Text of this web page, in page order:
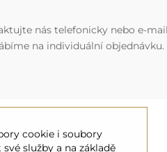
nás telefonicky nebo e-
na individuální
cookie i soubory
služby a na základě